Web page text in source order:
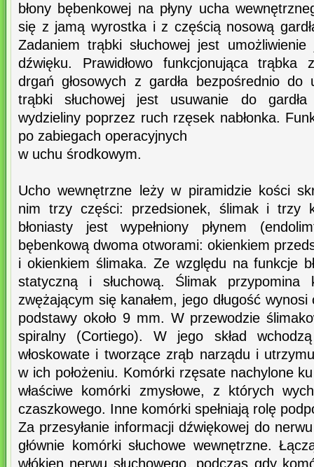
błony bębenkowej na płyny ucha
się z jamą wyrostka i z częścią nosową
Zadaniem trąbki słuchowej jest
dźwięku. Prawidłowo funkcjonująca trąbka
drgań głosowych z gardła bezpośrednio do
trąbki słuchowej jest usuwanie do
wydzieliny poprzez ruch rzęsek nabłonka.
po zabiegach operacyjnych
w uchu środkowym.
Ucho wewnętrzne leży w piramidzie kości
nim trzy części: przedsionek, ślimak i trzy
błoniasty jest wypełniony płynem
bębenkową dwoma otworami: okienkiem
i okienkiem ślimaka. Ze względu na funkcje
statyczną i słuchową. Ślimak przypomina
zwężającym się kanałem, jego długość
podstawy około 9 mm. W przewodzie
spiralny (Cortiego). W jego skład
włoskowate i tworzące zrąb narządu i
w ich położeniu. Komórki rzęsate nachylone
właściwe komórki zmysłowe, z których
czaszkowego. Inne komórki spełniają rolę
Za przesyłanie informacji dźwiękowej do
głównie komórki słuchowe wewnętrzne.
włókien nerwu słuchowego, podczas gdy